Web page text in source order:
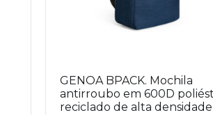
GENOA BPACK. Mochila
antirroubo em 600D
reciclado de alta densidade